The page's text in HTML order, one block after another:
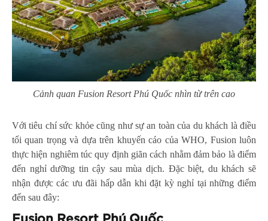
Cảnh quan Fusion Resort Phú Quốc nhìn từ trên cao
Với tiêu chí sức khỏe cũng như sự an toàn của du khách là điều
tối quan trọng và dựa trên khuyến cáo của WHO, Fusion luôn
thực hiện nghiêm túc quy định giãn cách nhằm đảm bảo là điểm
đến nghỉ dưỡng tin cậy sau mùa dịch. Đặc biệt, du khách sẽ
nhận được các ưu đãi hấp dẫn khi đặt kỳ nghỉ tại những điểm
đến sau đây: